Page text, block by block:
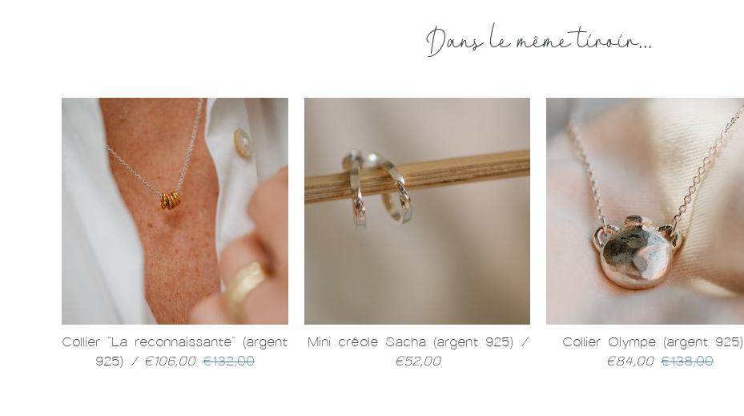
Dans le même tiroir...
Collier "La reconnaissante" (argent
925) / €106,00 €132,00
Mini créole Sacha (argent 925) /
€52,00
Collier Olympe (argent 925)
€84,00 €138,00